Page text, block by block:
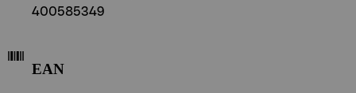
400585349
EAN